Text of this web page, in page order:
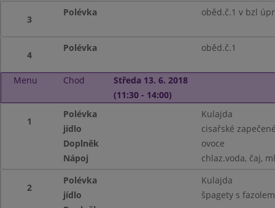
3
Polévka oběd.č.1 v bzl
4
Polévka oběd.č.1
Menu Chod
Středa 13. 6. 2018
(11:30 - 14:00)
1
Polévka
Kulajda
jídlo
cisařské
Doplněk
ovoce
Nápoj
chlaz.voda, čaj,
2
Polévka
Kulajda
jídlo
špagety s